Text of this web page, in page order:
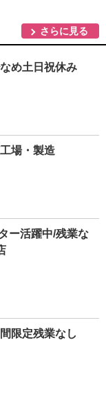
さらに見る
め土日祝休み
場・製造
ー活躍中/残業な
限定残業なし